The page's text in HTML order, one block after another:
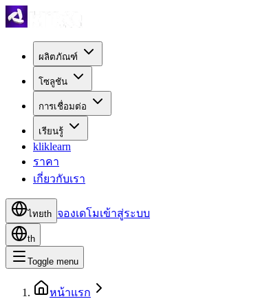
ผลิตภัณฑ์
โซลูชัน
การเชื่อมต่อ
เรียนรู้
kliklearn
ราคา
เกี่ยวกับเรา
ไทยth จองเดโมเข้าสู่ระบบ
th
Toggle menu
หน้าแรก